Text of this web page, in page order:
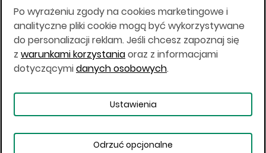
Japonii, ani w dowolnej innej jurysdykcji, w której
taki materiał byłby sprzeczny z prawem lub w
których zgodne z prawem nabycie produktów
inwestycyjnych nie jest możliwe lub w której nie
jest możliwe złożenie oferty. Prawa obowiązujące
w danej jurysdykcji określają, czy jest możliwe
nabycie poszczególnych produktów
Copyright © 2026 BOŚ | BOSSA.PL
Warunki korzystania Dane osobowe
Po wyrażeniu zgody na cookies marketingowe i
analityczne pliki cookie mogą być wykorzystywane
do personalizacji reklam. Jeśli chcesz zapoznaj się
z warunkami korzystaniaoraz z informacjami
dotyczącymidanych osobowych.
Ustawienia
Odrzuć opcjonalne